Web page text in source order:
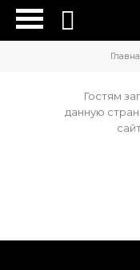
Гостям
данную